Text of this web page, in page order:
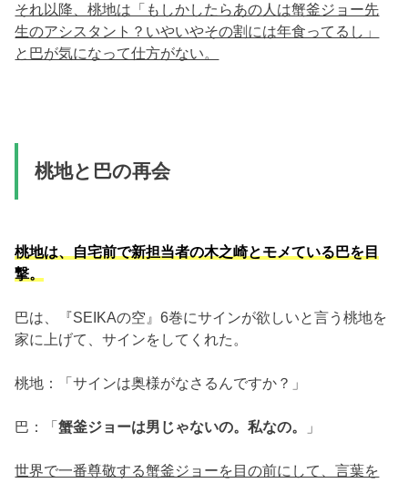
それ以降、桃地は「もしかしたらあの人は蟹釜ジョー先
生のアシスタント？いやいやその割には年食ってるし」
と巴が気になって仕方がない。
桃地と巴の再会
桃地は、自宅前で新担当者の木之崎とモメている巴を目
撃。
巴は、『SEIKAの空』6巻にサインが欲しいと言う桃地を
家に上げて、サインをしてくれた。
桃地：「サインは奥様がなさるんですか？」
巴：「蟹釜ジョーは男じゃないの。私なの。 」
世界で一番尊敬する蟹釜ジョーを目の前にして、言葉を